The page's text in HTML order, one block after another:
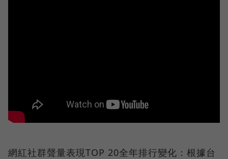
網紅社群聲量表現TOP 20全年排行變化：根據台